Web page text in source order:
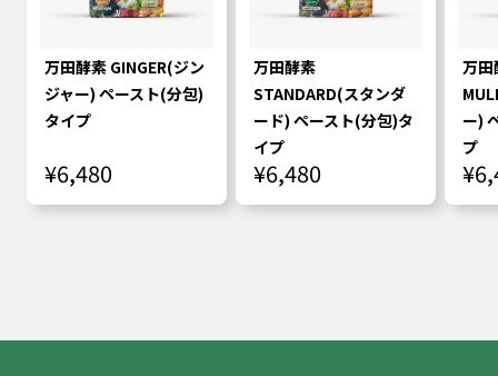
万田酵素 GINGER(ジン
ジャー) ペースト(分包)
タイプ
¥6,480
万田酵素
STANDARD(スタンダ
ード) ペースト(分包)タ
イプ
¥6,480
万田
ー)
プ